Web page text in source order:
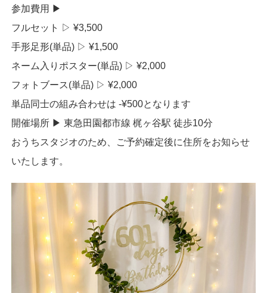
参加費用 ▶︎
フルセット ▷ ¥3,500
手形足形(単品) ▷ ¥1,500
ネーム入りポスター(単品) ▷ ¥2,000
フォトブース(単品) ▷ ¥2,000
単品同士の組み合わせは -¥500となります
開催場所 ▶︎ 東急田園都市線 梶ヶ谷駅 徒歩10分
おうちスタジオのため、ご予約確定後に住所をお知らせ
いたします。